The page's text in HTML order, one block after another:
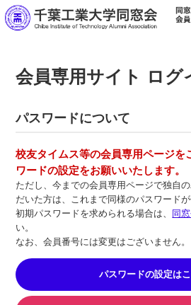
会員専用サイト ログ
パスワードについて
校友タイムス等の会員専用ページを
ワードの設定をお願いいたします。
ただし、今までの会員専用ページで独自
だいた方は、これまで同様のパスワードが
初期パスワードを求められる場合は、
同
い。
なお、会員番号には変更はございません。
パスワードの設定は